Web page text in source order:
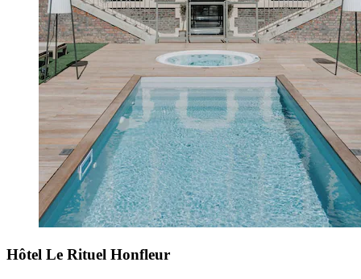
Hôtel Le Rituel Honfleur